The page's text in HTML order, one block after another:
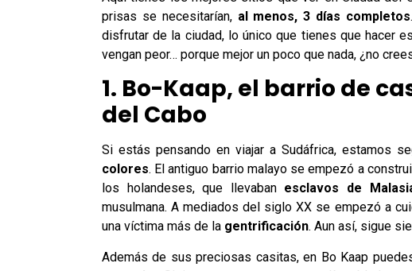
prisas se necesitarían, al menos, 3 días completos
disfrutar de la ciudad, lo único que tienes que hacer
vengan peor… porque mejor un poco que nada, ¿no
1. Bo-Kaap, el barrio de
del Cabo
Si estás pensando en viajar a Sudáfrica, estamos
colores. El antiguo barrio malayo se empezó a
los holandeses, que llevaban esclavos de
musulmana. A mediados del siglo XX se empezó a
una víctima más de la gentrificación. Aun así, sigue
Además de sus preciosas casitas, en Bo Kaap